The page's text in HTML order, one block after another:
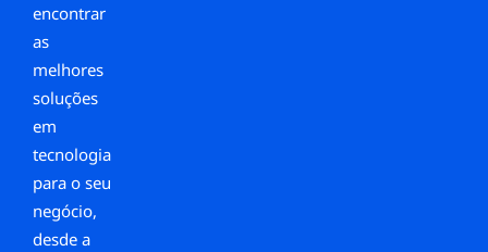
encontrar
as
melhores
soluções
em
tecnologia
para o seu
negócio,
desde a